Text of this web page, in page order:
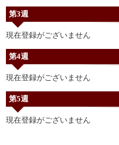
第3週
現在登録がございません
第4週
現在登録がございません
第5週
現在登録がございません